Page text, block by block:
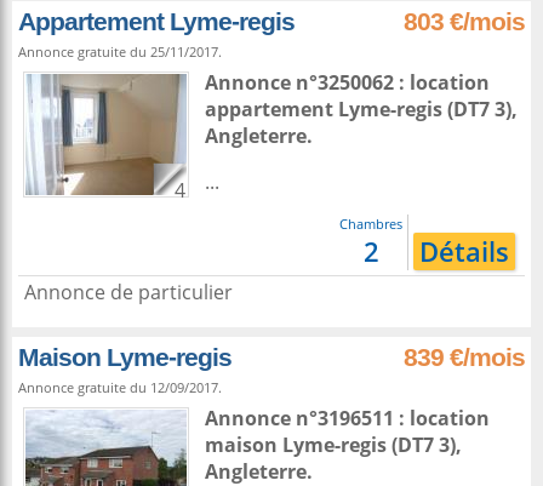
Appartement Lyme-regis 803 €/mois
Annonce gratuite du 25/11/2017.
4
Annonce n°3250062 : location
appartement Lyme-regis(DT7 3),
Angleterre.
...
Chambres
2 Détails
Annonce de particulier
Maison Lyme-regis 839 €/mois
Annonce gratuite du 12/09/2017.
Annonce n°3196511 : location
maison Lyme-regis(DT7 3),
Angleterre.